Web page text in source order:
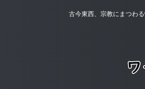
古今東西、宗教にまつわ